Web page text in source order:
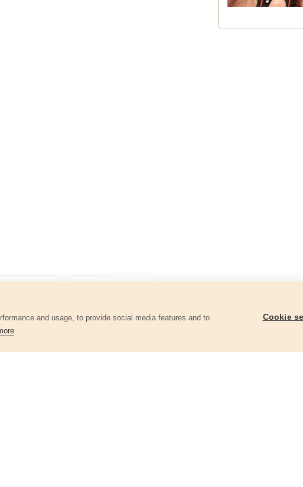
and usage, to provide social media features and to
Cookie